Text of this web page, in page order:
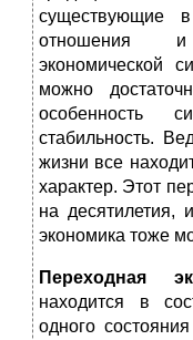
существующие
отношения
экономической
можно
особенность
стабильность.
жизни все
характер. Этот
на десятилетия,
экономика тоже
Переходная
находится в
одного